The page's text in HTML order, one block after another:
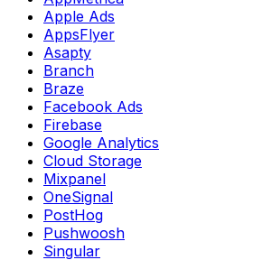
Apple Ads
AppsFlyer
Asapty
Branch
Braze
Facebook Ads
Firebase
Google Analytics
Cloud Storage
Mixpanel
OneSignal
PostHog
Pushwoosh
Singular